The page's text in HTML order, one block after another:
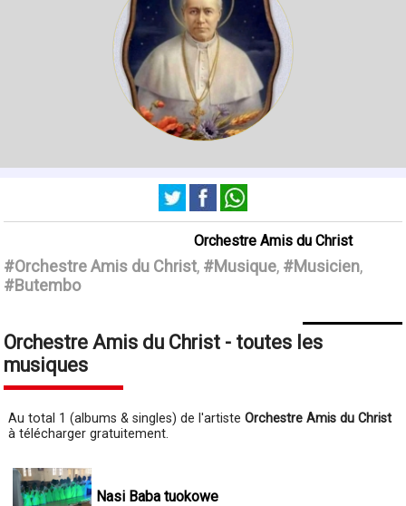
Orchestre Amis du Christ
#Orchestre Amis du Christ, #Musique, #Musicien,
#Butembo
Orchestre Amis du Christ - toutes les
musiques
Au total 1 (albums & singles) de l'artisteOrchestre Amis du Christ
à télécharger gratuitement.
Nasi Baba tuokowe